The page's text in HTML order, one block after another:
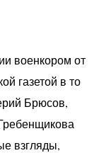
военкором от
газетой в то
Брюсов,
взгляды,